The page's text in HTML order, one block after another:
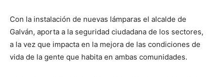
Con la instalación de nuevas lámparas el alcalde de
Galván, aporta a la seguridad ciudadana de los sectores,
a la vez que impacta en la mejora de las condiciones de
vida de la gente que habita en ambas comunidades.